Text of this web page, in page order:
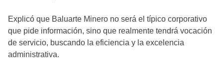
Explicó que Baluarte Minero no será el típico corporativo
que pide información, sino que realmente tendrá vocación
de servicio, buscando la eficiencia y la excelencia
administrativa.